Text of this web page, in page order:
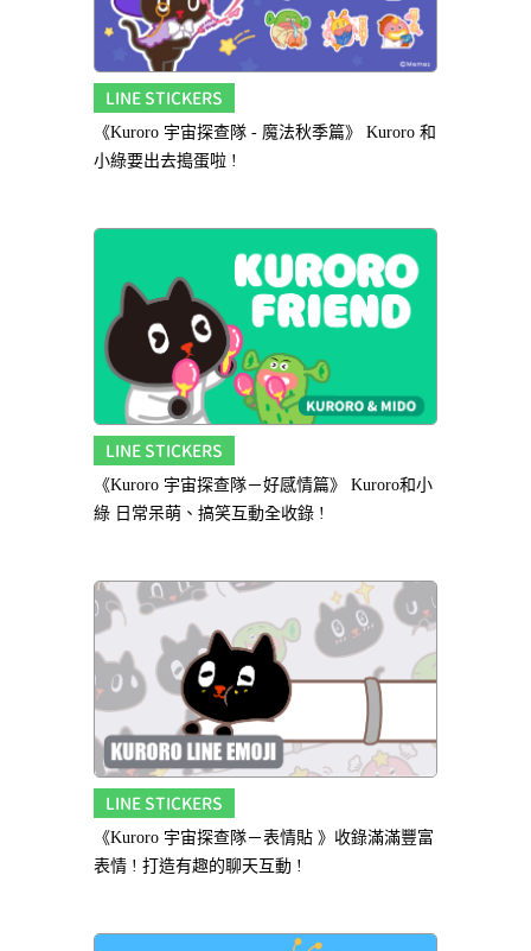
LINE STICKERS
《Kuroro 宇宙探查隊 - 魔法秋季篇》 Kuroro 和
小綠要出去搗蛋啦 !
LINE STICKERS
《Kuroro 宇宙探查隊－好感情篇》 Kuroro和小
綠 日常呆萌、搞笑互動全收錄 !
LINE STICKERS
《Kuroro 宇宙探查隊－表情貼 》收錄滿滿豐富
表情 ! 打造有趣的聊天互動 !